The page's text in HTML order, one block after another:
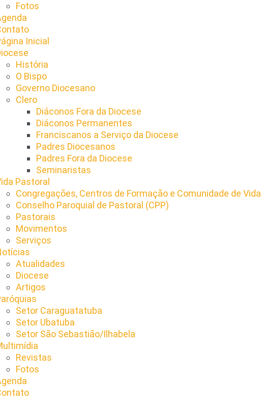
Fotos
Inicial
História
O Bispo
Governo Diocesano
Clero
Diáconos Fora da Diocese
Diáconos Permanentes
Franciscanos a Serviço da Diocese
Padres Diocesanos
Padres Fora da Diocese
Seminaristas
Pastoral
Congregações, Centros de Formação e Comunidade de Vida
Conselho Paroquial de Pastoral (CPP)​
Pastorais
Movimentos
Serviços
Atualidades
Diocese
Artigos
Setor Caraguatatuba
Setor Ubatuba
Setor São Sebastião/Ilhabela
Revistas
Fotos